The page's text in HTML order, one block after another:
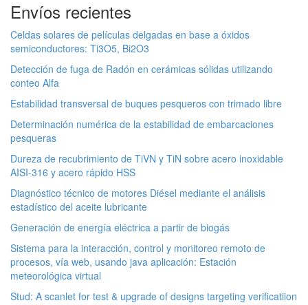
Envíos recientes
Celdas solares de películas delgadas en base a óxidos
semiconductores: Ti3O5, Bi2O3
Detección de fuga de Radón en cerámicas sólidas utilizando
conteo Alfa
Estabilidad transversal de buques pesqueros con trimado libre
Determinación numérica de la estabilidad de embarcaciones
pesqueras
Dureza de recubrimiento de TiVN y TiN sobre acero inoxidable
AISI-316 y acero rápido HSS
Diagnóstico técnico de motores Diésel mediante el análisis
estadístico del aceite lubricante
Generación de energía eléctrica a partir de biogás
Sistema para la interacción, control y monitoreo remoto de
procesos, vía web, usando java aplicación: Estación
meteorológica virtual
Stud: A scanlet for test & upgrade of designs targeting verificatiion